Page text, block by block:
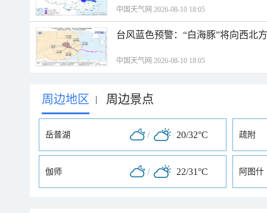
中国天气网 2026-08-10 18:05
台风蓝色预警：“白海豚”将向西北
中国天气网 2026-08-10 18:05
周边地区 | 周边景点
岳普湖 / 20/32°C 疏附
伽师 / 22/31°C 阿图什